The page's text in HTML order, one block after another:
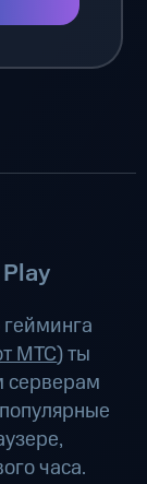
МТС) ты
серверам
часа.